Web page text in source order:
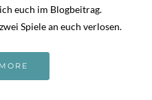
euch im Blogbeitrag.
Spiele an euch verlosen.